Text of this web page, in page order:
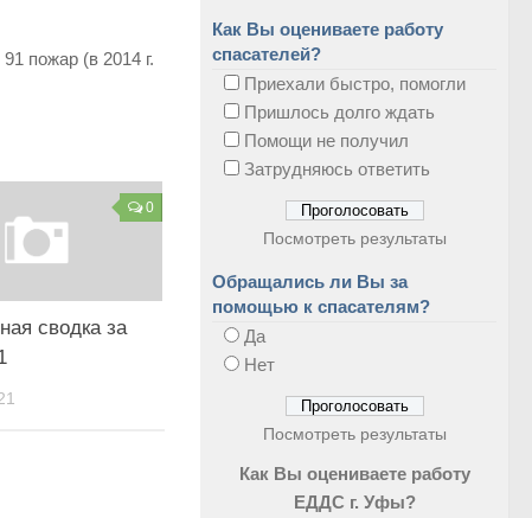
пожар (в 2014 г.
0
сводка за
Как Вы оцениваете работу
спасателей?
Приехали быстро, помогли
Пришлось долго ждать
Помощи не получил
Затрудняюсь ответить
Посмотреть результаты
Обращались ли Вы за
помощью к спасателям?
Да
Нет
Посмотреть результаты
Как Вы оцениваете работу
ЕДДС г. Уфы?